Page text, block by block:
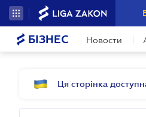
БІЗНЕС Новости
Ця сторінка